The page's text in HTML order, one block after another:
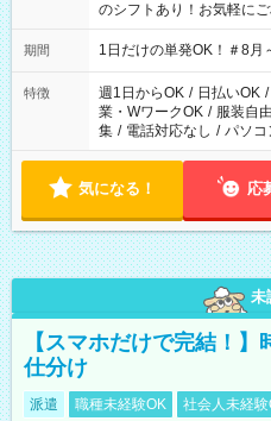
のシフトあり！お気軽にご
期間 1日だけの単発OK！＃8
特徴 週1日からOK / 日払いOK /
業・WワークOK / 服装自由
集 / 電話対応なし / パソコ
気になる！ 応
未
【スマホだけで完結！
仕分け
派遣 職種未経験OK 社会人未経験